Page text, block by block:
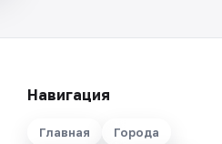
Навигация
Главная
Города